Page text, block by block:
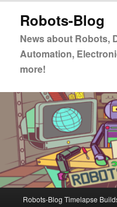
primären
springen
sekundären
springen
Robots-Blog
News about Robots,
Automation,
more!
Robots-Blog Timelapse